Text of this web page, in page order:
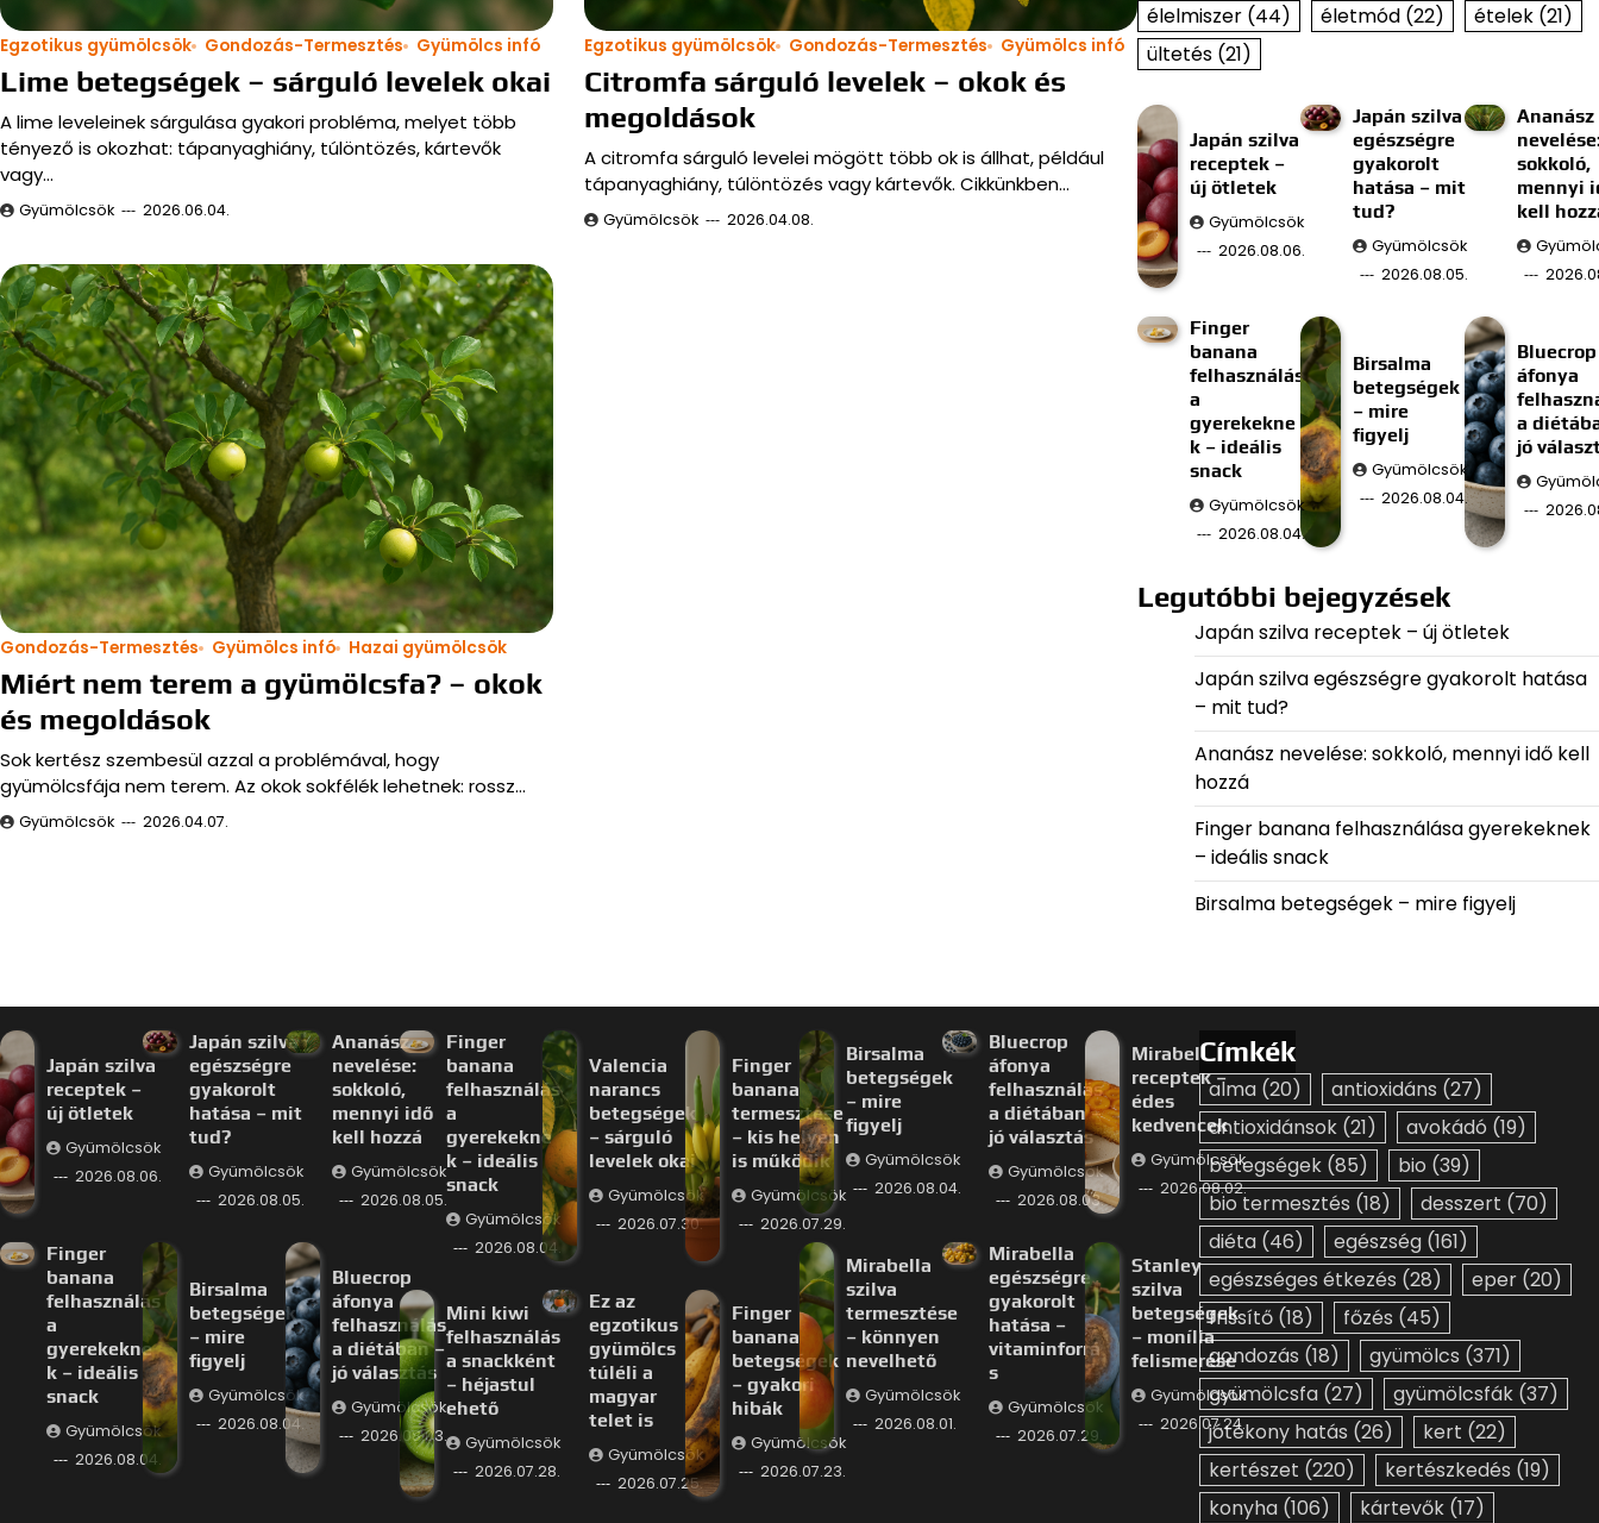
Egzotikus gyümölcsök Gondozás-Termesztés Gyümölcs infó
Lime betegségek – sárguló levelek okai
A lime leveleinek sárgulása gyakori probléma, melyet több
tényező is okozhat: tápanyaghiány, túlöntözés, kártevők
vagy…
Gyümölcsök 2026.06.04.
Egzotikus gyümölcsök Gondozás-Termesztés Gyümölcs infó
Citromfa sárguló levelek – okok és
megoldások
A citromfa sárguló levelei mögött több ok is állhat, például
tápanyaghiány, túlöntözés vagy kártevők. Cikkünkben…
Gyümölcsök 2026.04.08.
Gondozás-Termesztés Gyümölcs infó Hazai gyümölcsök
Miért nem terem a gyümölcsfa? – okok
és megoldások
Sok kertész szembesül azzal a problémával, hogy
gyümölcsfája nem terem. Az okok sokfélék lehetnek: rossz…
Gyümölcsök 2026.04.07.
élelmiszer(44) életmód(22) ételek(21)
ültetés(21)
Japán szilva
receptek –
új ötletek
Gyümölcsök
2026.08.06.
Japán szilva
egészségre
gyakorolt
hatása – mit
tud?
Gyümölcsök
2026.08.05.
Ananász
sokkoló,
mennyi
kell
Finger
banana
felhasználás
a
gyerekekne
k – ideális
snack
Gyümölcsök
2026.08.04.
Birsalma
betegségek
– mire
figyelj
Gyümölcsök
2026.08.04.
Bluecrop
áfonya
a
jó
Legutóbbi bejegyzések
Japán szilva receptek – új ötletek
Japán szilva egészségre gyakorolt hatása
– mit tud?
Ananász nevelése: sokkoló, mennyi idő kell
hozzá
Finger banana felhasználása gyerekeknek
– ideális snack
Birsalma betegségek – mire figyelj
Japán szilva
receptek –
új ötletek
Gyümölcsök
2026.08.06.
Japán szilva
egészségre
gyakorolt
hatása – mit
tud?
Gyümölcsök
2026.08.05.
Ananász
nevelése:
sokkoló,
mennyi idő
kell hozzá
Gyümölcsök
2026.08.05.
Finger
banana
felhasználás
a
gyerekekne
k – ideális
snack
Gyümölcsök
2026.08.04.
Birsalma
betegségek
– mire
figyelj
Gyümölcsök
2026.08.04.
Bluecrop
áfonya
felhasználás
a diétában –
jó választás
Gyümölcsök
2026.08.03.
Finger
banana
felhasználás
a
gyerekekne
k – ideális
snack
Gyümölcsök
2026.08.04.
Valencia
narancs
betegségek
– sárguló
levelek okai
Gyümölcsök
2026.07.30.
Finger
banana
termesztése
– kis helyen
is működik
Gyümölcsök
2026.07.29.
Mini kiwi
felhasználás
a snackként
– héjastul
ehető
Gyümölcsök
2026.07.28.
Ez az
egzotikus
gyümölcs
túléli a
magyar
telet is
Gyümölcsök
2026.07.25.
Finger
banana
betegségek
– gyakori
hibák
Gyümölcsök
2026.07.23.
Birsalma
betegségek
– mire
figyelj
Gyümölcsök
2026.08.04.
Bluecrop
áfonya
felhasználás
a diétában –
jó választás
Gyümölcsök
2026.08.03.
Mirabella
receptek –
édes
kedvencek
Gyümölcsök
2026.08.02.
Mirabella
szilva
termesztése
– könnyen
nevelhető
Gyümölcsök
2026.08.01.
Mirabella
egészségre
gyakorolt
hatása –
vitaminforrá
s
Gyümölcsök
2026.07.29.
Stanley
szilva
betegségek
– monília
felismerése
Gyümölcsök
2026.07.24.
Címkék
alma (20) antioxidáns (27)
antioxidánsok (21) avokádó (19)
betegségek (85) bio (39)
bio termesztés (18) desszert (70)
diéta (46) egészség (161)
egészséges étkezés (28) eper (20)
frissítő (18) főzés (45)
gondozás (18) gyümölcs (371)
gyümölcsfa (27) gyümölcsfák (37)
jótékony hatás (26) kert (22)
kertészet (220) kertészkedés (19)
konyha (106) kártevők (17)